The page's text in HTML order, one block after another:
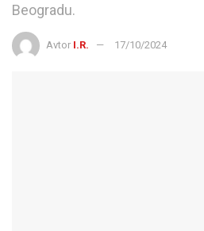
Beogradu.
Avtor I.R. 17/10/2024